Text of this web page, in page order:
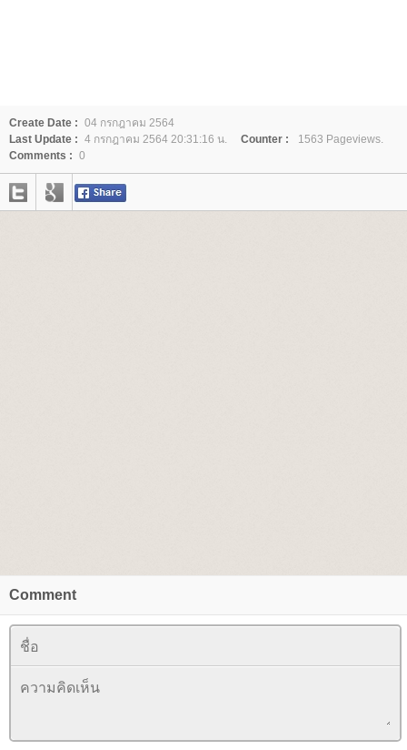
Create Date : 04 กรกฎาคม 2564
Last Update : 4 กรกฎาคม 2564 20:31:16 น. Counter :
1563 Pageviews.
Comments : 0
Comment